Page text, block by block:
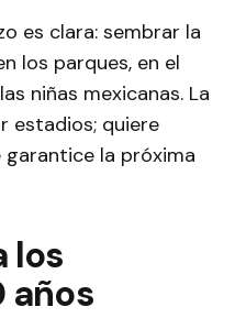
es clara: sembrar la
los parques, en el
niñas mexicanas. La
estadios; quiere
la próxima
los
años